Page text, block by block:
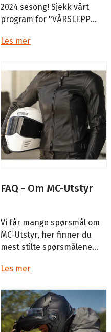
2024 sesong! Sjekk vårt
program for "VÅRSLEPP
Les mer
FAQ - Om MC-Utstyr
Vi får mange spørsmål om
MC-Utstyr, her finner du
mest stilte spørsmålene
Les mer